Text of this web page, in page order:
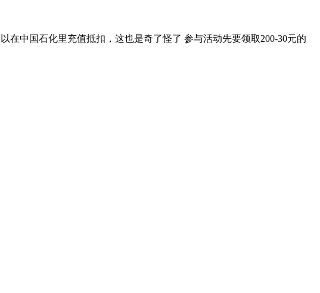
中国石化里充值抵扣，这也是奇了怪了 参与活动先要领取200-30元的